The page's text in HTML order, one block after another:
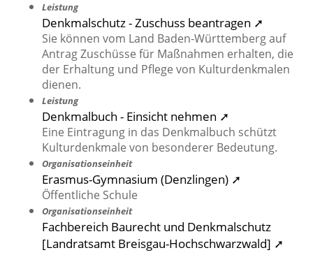
Leistung
Denkmalschutz - Zuschuss beantragen ➚
Sie können vom Land Baden-Württemberg auf
Antrag Zuschüsse für Maßnahmen erhalten, die
der Erhaltung und Pflege von Kulturdenkmalen
dienen.
Leistung
Denkmalbuch - Einsicht nehmen ➚
Eine Eintragung in das Denkmalbuch schützt
Kulturdenkmale von besonderer Bedeutung.
Organisationseinheit
Erasmus-Gymnasium (Denzlingen) ➚
Öffentliche Schule
Organisationseinheit
Fachbereich Baurecht und Denkmalschutz
[Landratsamt Breisgau-Hochschwarzwald] ➚